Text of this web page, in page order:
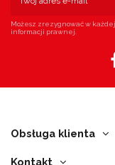
Możesz zrezygnować w
informacji prawnej.
Obsługa klienta
Kontakt